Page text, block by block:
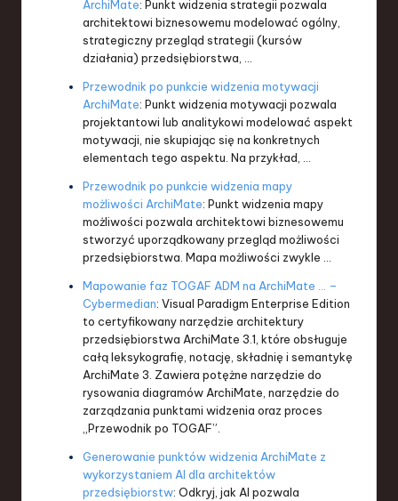
ArchiMate: Punkt widzenia strategii pozwala
architektowi biznesowemu modelować ogólny,
strategiczny przegląd strategii (kursów
działania) przedsiębiorstwa, …
Przewodnik po punkcie widzenia motywacji
ArchiMate: Punkt widzenia motywacji pozwala
projektantowi lub analitykowi modelować aspekt
motywacji, nie skupiając się na konkretnych
elementach tego aspektu. Na przykład, …
Przewodnik po punkcie widzenia mapy
możliwości ArchiMate: Punkt widzenia mapy
możliwości pozwala architektowi biznesowemu
stworzyć uporządkowany przegląd możliwości
przedsiębiorstwa. Mapa możliwości zwykle …
Mapowanie faz TOGAF ADM na ArchiMate … –
Cybermedian: Visual Paradigm Enterprise Edition
to certyfikowany narzędzie architektury
przedsiębiorstwa ArchiMate 3.1, które obsługuje
całą leksykografię, notację, składnię i semantykę
ArchiMate 3. Zawiera potężne narzędzie do
rysowania diagramów ArchiMate, narzędzie do
zarządzania punktami widzenia oraz proces
„Przewodnik po TOGAF”.
Generowanie punktów widzenia ArchiMate z
wykorzystaniem AI dla architektów
przedsiębiorstw: Odkryj, jak AI pozwala